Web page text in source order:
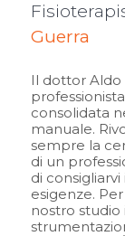
Guerra
Il dottor Aldo
consolidata
manuale.
sempre la
di un
di
esigenze.
nostro